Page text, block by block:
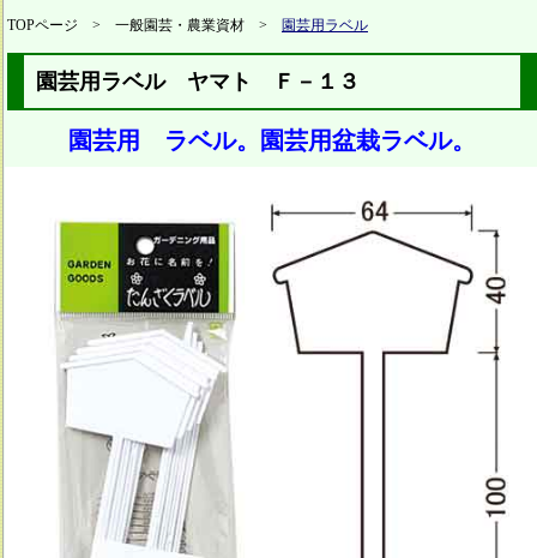
TOPページ > 一般園芸・農業資材 > 園芸用ラベル
園芸用ラベル ヤマト Ｆ－１３
園芸用 ラベル。園芸用盆栽ラベル。